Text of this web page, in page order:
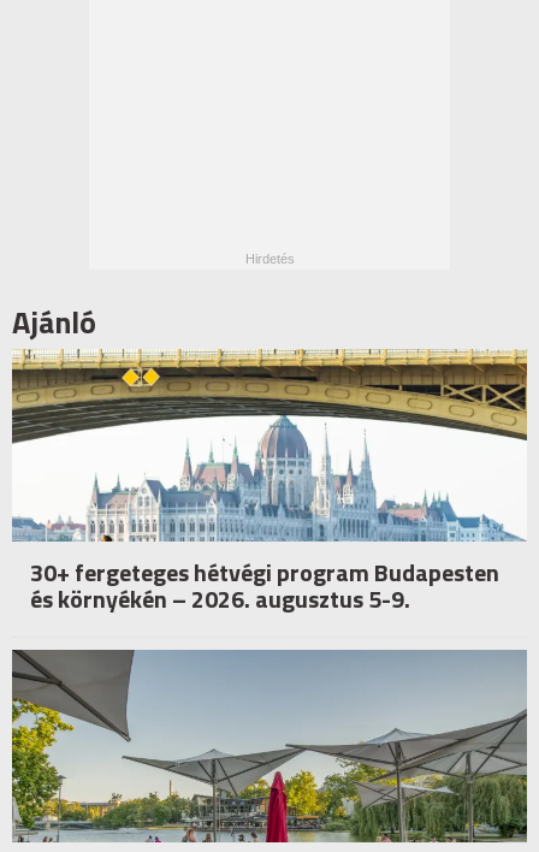
Ajánló
30+ fergeteges hétvégi program Budapesten
és környékén – 2026. augusztus 5-9.